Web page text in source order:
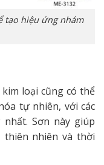
tạo hiệu ứng nhám
loại cũng có thể
tự nhiên, với các
Sơn này giúp
thiên nhiên và thời